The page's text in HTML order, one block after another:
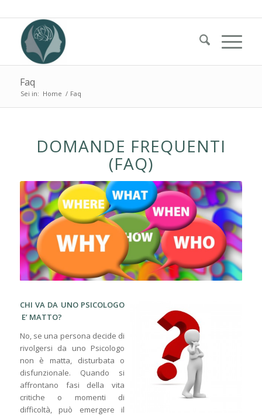
Faq
Sei in: Home / Faq
DOMANDE FREQUENTI
(FAQ)
CHI VA DA UNO PSICOLOGO
E’ MATTO?
No, se una persona decide di
rivolgersi da uno Psicologo
non è matta, disturbata o
disfunzionale. Quando si
affrontano fasi della vita
critiche o momenti di
difficoltà, può emergere il